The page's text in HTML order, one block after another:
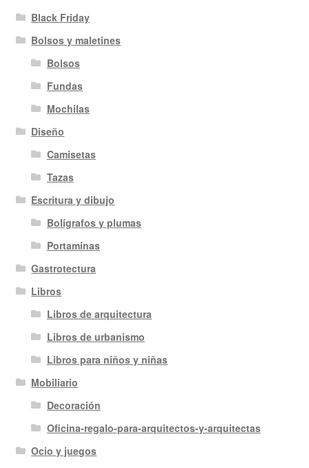
Black Friday
Bolsos y maletines
Bolsos
Fundas
Mochilas
Diseño
Camisetas
Tazas
Escritura y dibujo
Bolígrafos y plumas
Portaminas
Gastrotectura
Libros
Libros de arquitectura
Libros de urbanismo
Libros para niños y niñas
Mobiliario
Decoración
Oficina-regalo-para-arquitectos-y-arquitectas
Ocio y juegos